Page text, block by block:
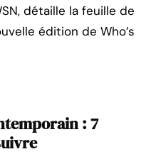
détaille la feuille de
édition de Who’s
: 7